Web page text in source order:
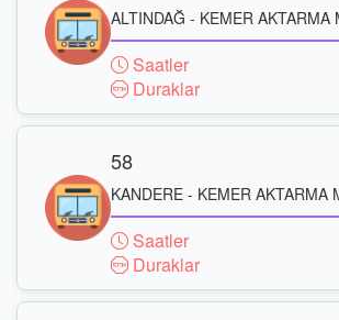
ALTINDAĞ - KEMER AKTARMA
Saatler
Duraklar
58
KANDERE - KEMER AKTARMA
Saatler
Duraklar